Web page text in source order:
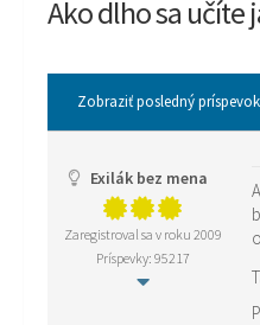
Ako dlho sa učíte
Zobraziť posledný príspevok
Exilák bez mena
Zaregistroval sa v roku 2009
Príspevky: 95217